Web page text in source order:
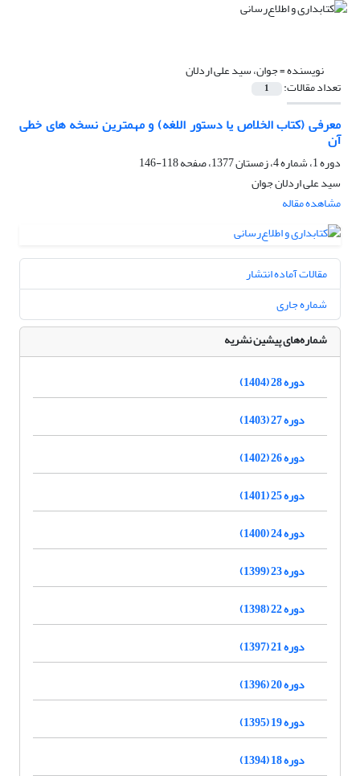
نویسنده =جوان، سید علی اردلان
تعداد مقالات: 1
معرفی (کتاب الخلاص یا دستور اللغه) و مهمترین نسخه های خطی
آن
دوره 1، شماره 4، زمستان 1377، صفحه
118-146
سید علی اردلان جوان
مشاهده مقاله
مقالات آماده انتشار
شماره جاری
شماره‌های پیشین نشریه
دوره 28 (1404)
دوره 27 (1403)
دوره 26 (1402)
دوره 25 (1401)
دوره 24 (1400)
دوره 23 (1399)
دوره 22 (1398)
دوره 21 (1397)
دوره 20 (1396)
دوره 19 (1395)
دوره 18 (1394)